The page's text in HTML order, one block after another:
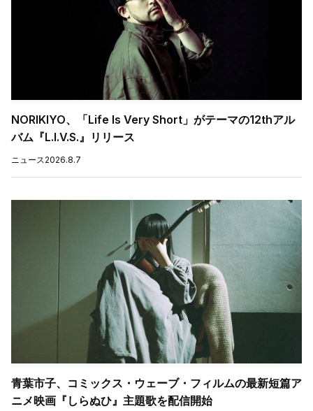
NORIKIYO、「Life Is Very Short」がテーマの12thアル
バム『L.I.V.S.』リリース
ニュース 2026.8.7
青葉市子、コミックス・ウェーブ・フィルムの最新短篇ア
ニメ映画『しらぬひ』主題歌を配信開始